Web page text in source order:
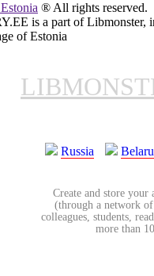
® All rights reserved.
is a part of Libmonster,
of Estonia
Russia
Create and store
(through a network
colleagues, students,
more than